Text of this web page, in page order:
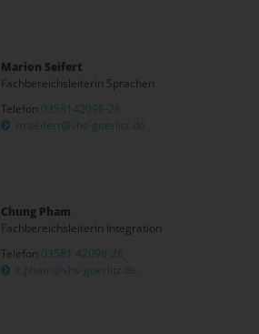
Marion Seifert
Fachbereichsleiterin Sprachen
Telefon 0358142098-28
m.seifert@vhs-goerlitz.de
Chung Pham
Fachbereichsleiterin Integration
Telefon 03581 42098-26
c.pham@vhs-goerlitz.de